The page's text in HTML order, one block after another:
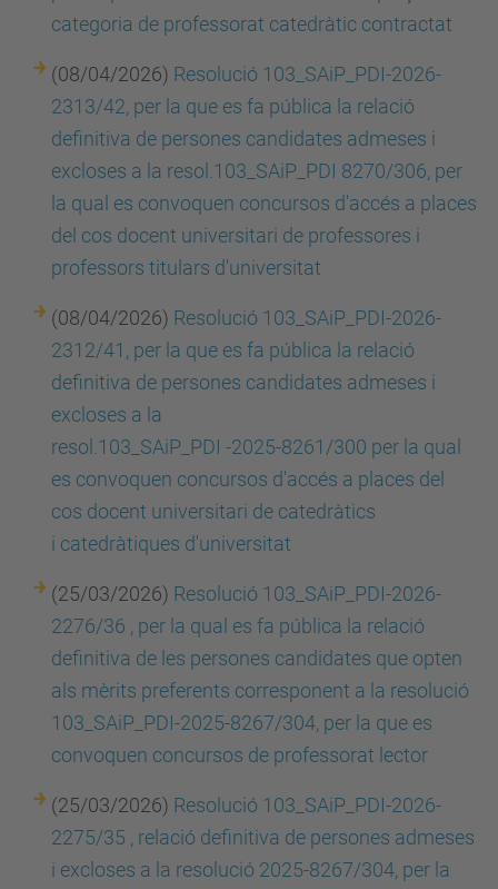
categoria de professorat catedràtic contractat
(08/04/2026) Resolució 103_SAiP_PDI-2026-
2313/42, per la que es fa pública la relació
definitiva de persones candidates admeses i
excloses a la resol.103_SAiP_PDI 8270/306, per
la qual es convoquen concursos d'accés a places
del cos docent universitari de professores i
professors titulars d'universitat
(08/04/2026) Resolució 103_SAiP_PDI-2026-
2312/41, per la que es fa pública la relació
definitiva de persones candidates admeses i
excloses a la
resol.103_SAiP_PDI -2025-8261/300 per la qual
es convoquen concursos d'accés a places del
cos docent universitari de catedràtics
i catedràtiques d'universitat
(25/03/2026) Resolució 103_SAiP_PDI-2026-
2276/36 , per la qual es fa pública la relació
definitiva de les persones candidates que opten
als mèrits preferents corresponent a la resolució
103_SAiP_PDI-2025-8267/304, per la que es
convoquen concursos de professorat lector
(25/03/2026) Resolució 103_SAiP_PDI-2026-
2275/35 , relació definitiva de persones admeses
i excloses a la resolució 2025-8267/304, per la